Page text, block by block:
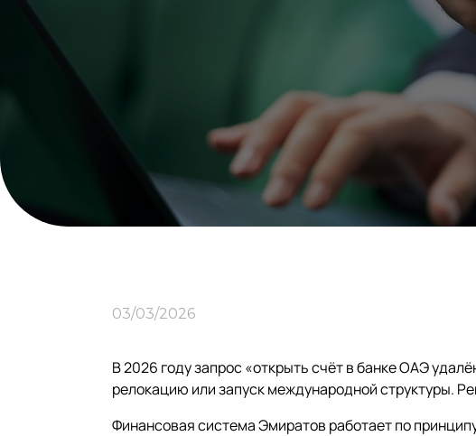
03/03/2026
В 2026 году запрос «открыть счёт в банке ОАЭ
релокацию или запуск международной структуры.
Финансовая система Эмиратов работает по